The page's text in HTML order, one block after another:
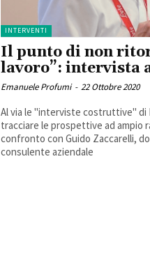
INTERVENTI
Il punto di non
lavoro”: intervista
Emanuele Profumi - 22 Ottobre 2020
Al via le "interviste costruttive" di
tracciare le prospettive ad ampio
confronto con Guido Zaccarelli,
consulente aziendale